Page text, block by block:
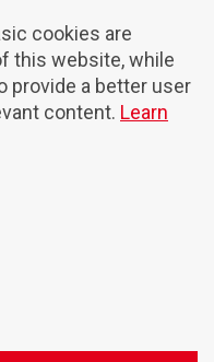
cookies are
this website, while
provide a better user
content. Learn